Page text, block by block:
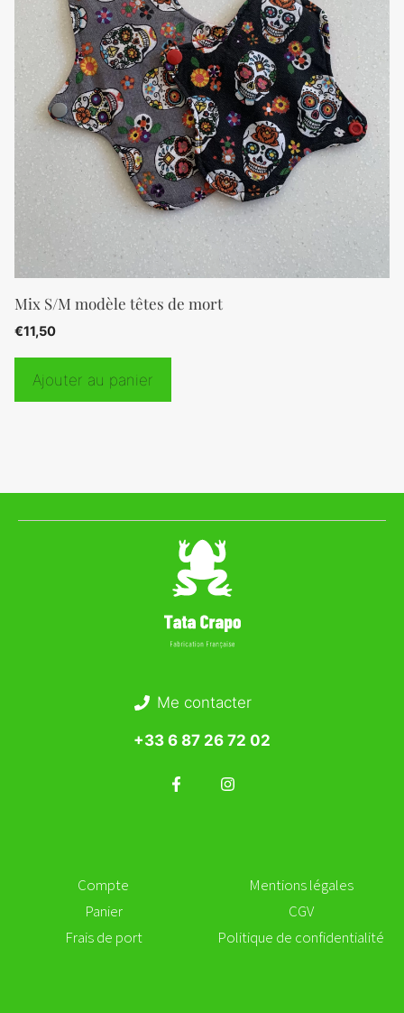
Mix S/M modèle têtes de mort
€11,50
Ajouter au panier
Me contacter
+33 6 87 26 72 02
Compte
Panier
Frais de port
Mentions légales
CGV
Politique de confidentialité